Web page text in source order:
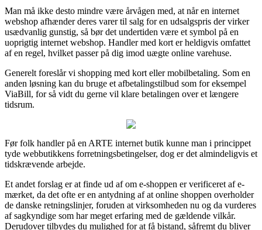
Man må ikke desto mindre være årvågen med, at når en internet
webshop afhænder deres varer til salg for en udsalgspris der virker
usædvanlig gunstig, så bør det undertiden være et symbol på en
uoprigtig internet webshop. Handler med kort er heldigvis omfattet
af en regel, hvilket passer på dig imod uægte online varehuse.
Generelt foreslår vi shopping med kort eller mobilbetaling. Som en
anden løsning kan du bruge et afbetalingstilbud som for eksempel
ViaBill, for så vidt du gerne vil klare betalingen over et længere
tidsrum.
Før folk handler på en ARTE internet butik kunne man i princippet
tyde webbutikkens forretningsbetingelser, dog er det almindeligvis et
tidskrævende arbejde.
Et andet forslag er at finde ud af om e-shoppen er verificeret af e-
mærket, da det ofte er en antydning af at online shoppen overholder
de danske retningslinjer, foruden at virksomheden nu og da vurderes
af sagkyndige som har meget erfaring med de gældende vilkår.
Derudover tilbydes du mulighed for at få bistand, såfremt du bliver